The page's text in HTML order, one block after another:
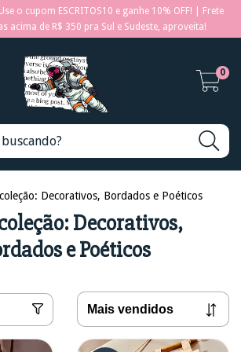
o cupom ESCRITOS10 e ganhe 10% OFF! | Frete
acima de R$ 350 pra Sul e Sudeste, aproveita!
0
Decorativos, Bordados e Poéticos
Decorativos,
e Poéticos